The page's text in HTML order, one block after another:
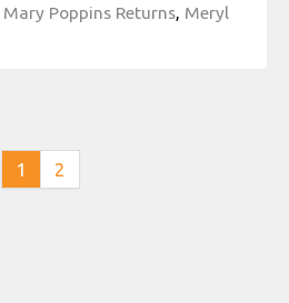
Mary Poppins Returns, Meryl
1 2